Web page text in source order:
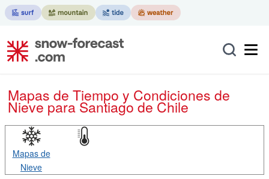
Mapas de Tiempo y Condiciones de
Nievepara Santiago de Chile
Mapas de
Nieve